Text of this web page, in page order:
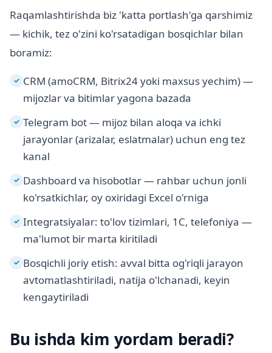
Raqamlashtirishda biz 'katta portlash'ga qarshimiz
— kichik, tez o'zini ko'rsatadigan bosqichlar bilan
boramiz:
✓ CRM (amoCRM, Bitrix24 yoki maxsus yechim) —
mijozlar va bitimlar yagona bazada
✓ Telegram bot — mijoz bilan aloqa va ichki
jarayonlar (arizalar, eslatmalar) uchun eng tez
kanal
✓ Dashboard va hisobotlar — rahbar uchun jonli
ko'rsatkichlar, oy oxiridagi Excel o'rniga
✓ Integratsiyalar: to'lov tizimlari, 1C, telefoniya —
ma'lumot bir marta kiritiladi
✓ Bosqichli joriy etish: avval bitta og'riqli jarayon
avtomatlashtiriladi, natija o'lchanadi, keyin
kengaytiriladi
Bu ishda kim yordam beradi?